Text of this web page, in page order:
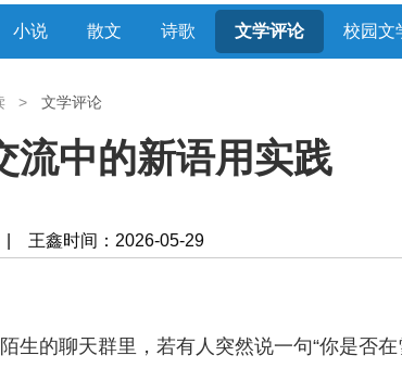
小说 散文 诗歌 文学评论 校园文
> 文学评论
流中的新语用实践
| 王鑫时间：2026-05-29
生的聊天群里，若有人突然说一句“你是否